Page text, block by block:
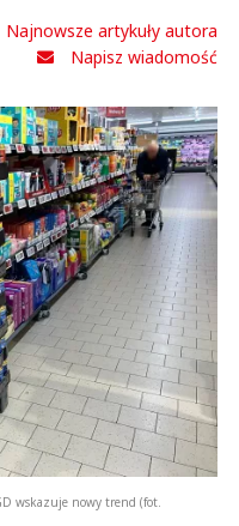
Najnowsze artykuły autora
Napisz wiadomość
wskazuje nowy trend (fot.